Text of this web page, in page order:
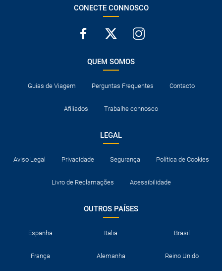
CONECTE CONNOSCO
QUEM SOMOS
Guias de Viagem Perguntas Frequentes Contacto
Afiliados Trabalhe connosco
LEGAL
Aviso Legal Privacidade Segurança Política de Cookies
Livro de Reclamações Acessibilidade
OUTROS PAÍSES
Espanha Italia Brasil
França Alemanha Reino Unido